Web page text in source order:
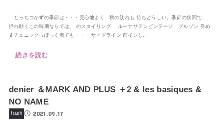
どっちつかずの季節は・・・見心地よく 秋の訪れも 待ちどうしい、季節の狭間で、
揺れ動くこの時期ならでは、 のスタイリング ルーナサテンビンテージ ブルゾン 長め
丈チュニックっぽっく着ても・・・ サイドライン 前インし...
続きを読む
denier ＆MARK AND PLUS ＋2 & les basiques &
NO NAME
frash 2021.09.17